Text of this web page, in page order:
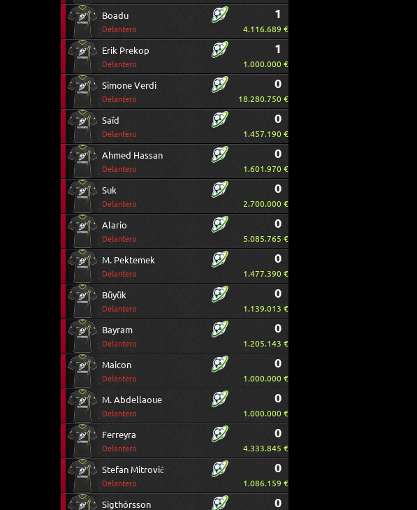
Boadu
Delantero
1
4.116.689 €
Erik Prekop
Delantero
1
1.000.000 €
Simone Verdi
Delantero
0
18.280.750 €
Saïd
Delantero
0
1.457.190 €
Ahmed Hassan
Delantero
0
1.601.970 €
Suk
Delantero
0
2.700.000 €
Alario
Delantero
0
5.085.765 €
M. Pektemek
Delantero
0
1.477.390 €
Büyük
Delantero
0
1.139.013 €
Bayram
Delantero
0
1.205.143 €
Maicon
Delantero
0
1.000.000 €
M. Abdellaoue
Delantero
0
1.000.000 €
Ferreyra
Delantero
0
4.333.845 €
Stefan Mitrović
Delantero
0
1.086.159 €
Sigthórsson 0